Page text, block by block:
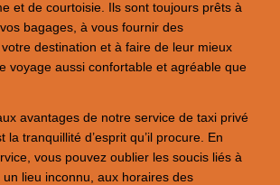
et de courtoisie. Ils sont toujours prêts à
bagages, à vous fournir des
destination et à faire de leur mieux
voyage aussi confortable et agréable que
avantages de notre service de taxi privé
la tranquillité d’esprit qu’il procure. En
vous pouvez oublier les soucis liés à
lieu inconnu, aux horaires des